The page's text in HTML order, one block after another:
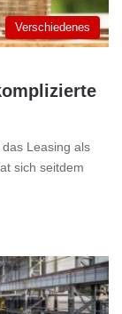
Verschiedenes
Leasing als
sich seitdem